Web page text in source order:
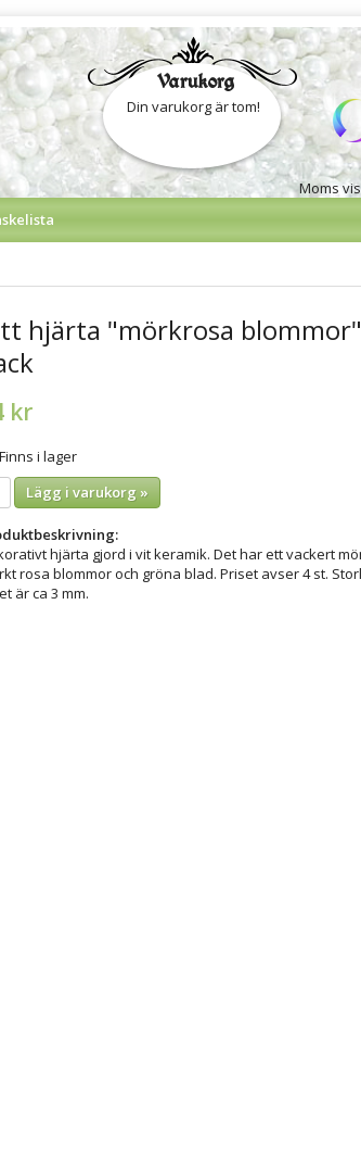
Moms
Varukorg
Din varukorg är tom!
hjärta "mörkrosa
kr
Finns i lager
Lägg i varukorg »
hjärta gjord i vit keramik. Det har ett vackert
rosa blommor och gröna blad. Priset avser 4 st.
är ca 3 mm.